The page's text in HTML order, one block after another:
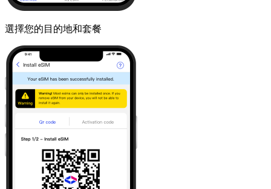
選擇您的目的地和套餐